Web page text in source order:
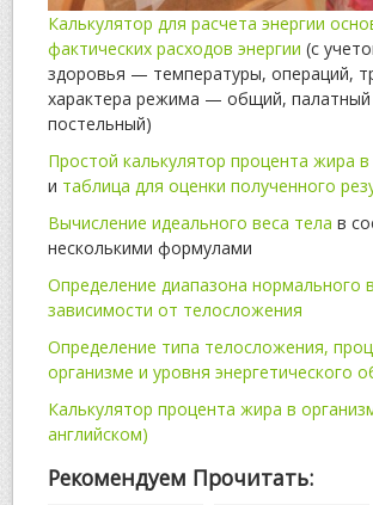
Калькулятор для расчета энергии
фактических расходов энергии (с
здоровья — температуры, операций,
характера режима — общий, палатный
постельный)
Простой калькулятор процента жира
и таблица для оценки полученного
Вычисление идеального веса тела в
несколькими формулами
Определение диапазона нормального
зависимости от телосложения
Определение типа телосложения,
организме и уровня энергетического
Калькулятор процента жира в
английском)
Рекомендуем Прочитать: